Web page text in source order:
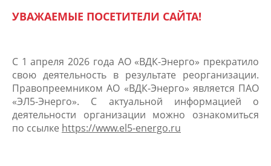
УВАЖАЕМЫЕ ПОСЕТИТЕЛИ САЙТА!
С 1 апреля 2026 года АО «ВДК-Энерго» прекратило
свою деятельность в результате реорганизации.
Правопреемником АО «ВДК-Энерго» является ПАО
«ЭЛ5-Энерго». С актуальной информацией о
деятельности организации можно ознакомиться
по ссылке https://www.el5-energo.ru